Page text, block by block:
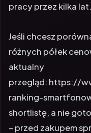
pracy przez kilka lat.
Jeśli chcesz
różnych półek
aktualny
przegląd: https://
ranking-
shortlistę, a nie
– przed zakupem